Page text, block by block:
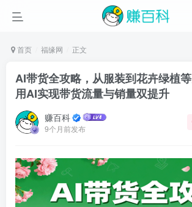
首页 福缘网 正文
AI带货全攻略，从服装到花卉绿植
用AI实现带货流量与销量双提升
赚百科
9个月前发布